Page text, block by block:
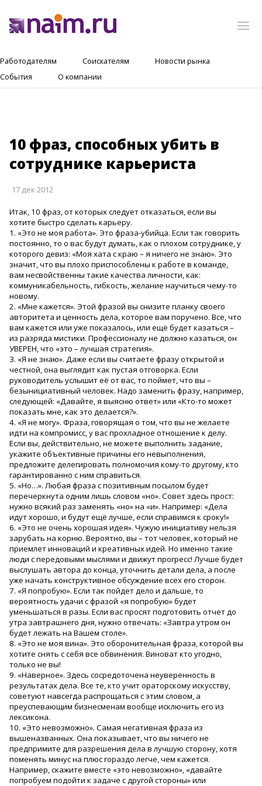
Работодателям Соискателям
Новости рынка
События
О компании
10 фраз, способных убить в
сотруднике карьериста
17 дек 2012
Итак, 10 фраз, от которых следует отказаться, если вы
хотите быстро сделать карьеру.
1. «Это не моя работа». Это фраза-убийца. Если так говорить
постоянно, то о вас будут думать, как о плохом сотруднике, у
которого девиз: «Моя хата с краю – я ничего не знаю». Это
значит, что вы плохо приспособлены к работе в команде,
вам несвойственны такие качества личности, как:
коммуникабельность, гибкость, желание научиться чему-то
новому.
2. «Мне кажется». Этой фразой вы снизите планку своего
авторитета и ценность дела, которое вам поручено. Все, что
вам кажется или уже показалось, или ещё будет казаться –
из разряда мистики. Профессионалу не должно казаться, он
УВЕРЕН, что «это – лучшая стратегия».
3. «Я не знаю». Даже если вы считаете фразу открытой и
честной, она выглядит как пустая отговорка. Если
руководитель услышит её от вас, то поймет, что вы –
безынициативный человек. Надо заменить фразу, например,
следующей: «Давайте, я выясню ответ» или «Кто-то может
показать мне, как это делается?».
4. «Я не могу». Фраза, говорящая о том, что вы не желаете
идти на компромисс, у вас прохладное отношение к делу.
Если вы, действительно, не можете выполнить задание,
укажите объективные причины его невыполнения,
предложите делегировать полномочия кому-то другому, кто
гарантированно с ним справиться.
5. «Но…». Любая фраза с позитивным посылом будет
перечеркнута одним лишь словом «но». Совет здесь прост:
нужно всякий раз заменять «но» на «и». Например: «Дела
идут хорошо, и будут ещё лучше, если справимся к сроку!»
6. «Это не очень хорошая идея». Чужую инициативу нельзя
зарубать на корню. Вероятно, вы – тот человек, который не
приемлет инноваций и креативных идей. Но именно такие
люди с передовыми мыслями и движут прогресс! Лучше будет
выслушать автора до конца, уточнить детали дела, а после
уже начать конструктивное обсуждение всех его сторон.
7. «Я попробую». Если так пойдет дело и дальше, то
вероятность удачи с фразой «я попробую» будет
уменьшаться в разы. Если вас просят подготовить отчет до
утра завтрашнего дня, нужно отвечать: «Завтра утром он
будет лежать на Вашем столе».
8. «Это не моя вина». Это оборонительная фраза, которой вы
хотите снять с себя все обвинения. Виноват кто угодно,
только не вы!
9. «Наверное». Здесь сосредоточена неуверенность в
результатах дела. Все те, кто учит ораторскому искусству,
советуют навсегда распрощаться с этим словом, а
преуспевающим бизнесменам вообще исключить его из
лексикона.
10. «Это невозможно». Самая негативная фраза из
вышеназванных. Она показывает, что вы ничего не
предпримите для разрешения дела в лучшую сторону, хотя
поменять минус на плюс гораздо легче, чем кажется.
Например, скажите вместе «это невозможно», «давайте
попробуем подойти к задаче с другой стороны» или